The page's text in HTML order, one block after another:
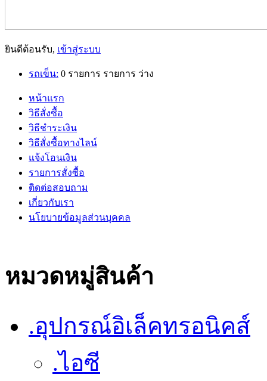
ยินดีต้อนรับ, เข้าสู่ระบบ
รถเข็น: 0 รายการ รายการ ว่าง
หน้าแรก
วิธีสั่งซื้อ
วิธีชำระเงิน
วิธีสั่งซื้อทางไลน์
แจ้งโอนเงิน
รายการสั่งซื้อ
ติดต่อสอบถาม
เกี่ยวกับเรา
นโยบายข้อมูลส่วนบุคคล
หมวดหมู่สินค้า
.อุปกรณ์อิเล็คทรอนิคส์
.ไอซี